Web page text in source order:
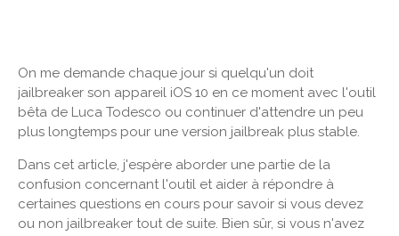
On me demande chaque jour si quelqu'un doit
jailbreaker son appareil iOS 10 en ce moment avec l'outil
bêta de Luca Todesco ou continuer d'attendre un peu
plus longtemps pour une version jailbreak plus stable.
Dans cet article, j'espère aborder une partie de la
confusion concernant l'outil et aider à répondre à
certaines questions en cours pour savoir si vous devez
ou non jailbreaker tout de suite. Bien sûr, si vous n'avez